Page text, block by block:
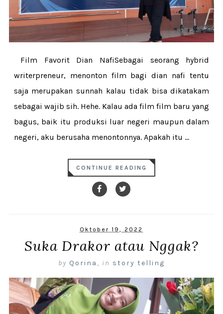
Film Favorit Dian NafiSebagai seorang hybrid
writerpreneur, menonton film bagi dian nafi tentu
saja merupakan sunnah kalau tidak bisa dikatakam
sebagai wajib sih. Hehe. Kalau ada film film baru yang
bagus, baik itu produksi luar negeri maupun dalam
negeri, aku berusaha menontonnya. Apakah itu ...
CONTINUE READING
Oktober 19, 2022
Suka Drakor atau Nggak?
by Qorina , in story telling